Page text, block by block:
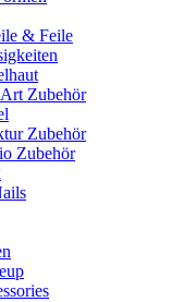
& Feile
Zubehör
Zubehör
Zubehör